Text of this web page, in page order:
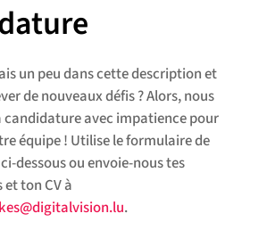
un peu dans cette description et
de nouveaux défis ? Alors, nous
avec impatience pour
équipe ! Utilise le formulaire de
dessous ou envoie-nous tes
ton CV à
.